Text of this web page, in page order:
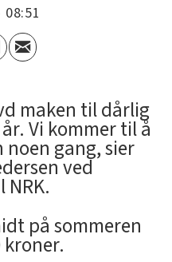
08:51
maken til dårlig
Vi kommer til å
gang, sier
ved
på sommeren
kroner.